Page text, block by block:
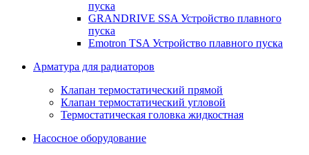
пуска
GRANDRIVE SSA Устройство плавного
пуска
Emotron TSA Устройство плавного пуска
Арматура для радиаторов
Клапан термостатический прямой
Клапан термостатический угловой
Термостатическая головка жидкостная
Насосное оборудование